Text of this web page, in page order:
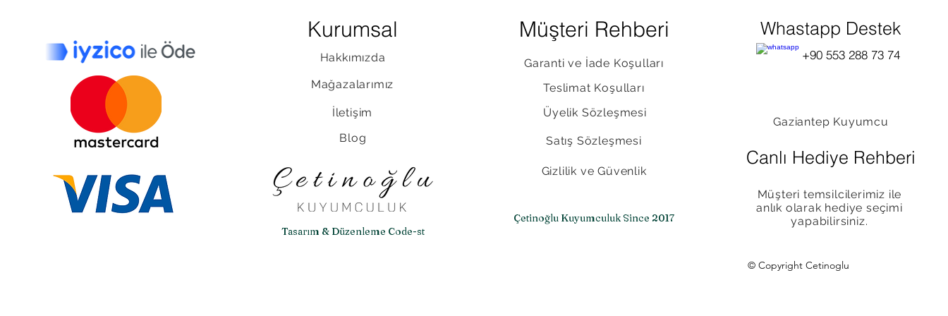
Kurumsal
Hakkımızda
Mağazalarımız
İletişim
Blog
Tasarım & Düzenleme Code-st
Müşteri Rehberi
Garanti ve İade Koşulları
Teslimat Koşulları
Üyelik Sözleşmesi
Satış Sözleşmesi
Gizlilik ve Güvenlik
Çetinoğlu Kuyumculuk Since 2017
Whastapp Destek
+90 553 288 73 74
Gaziantep Kuyumcu
Canlı Hediye Rehberi
Müşteri temsilcilerimiz ile
anlık olarak hediye seçimi
yapabilirsiniz.
© Copyright Cetinoglu